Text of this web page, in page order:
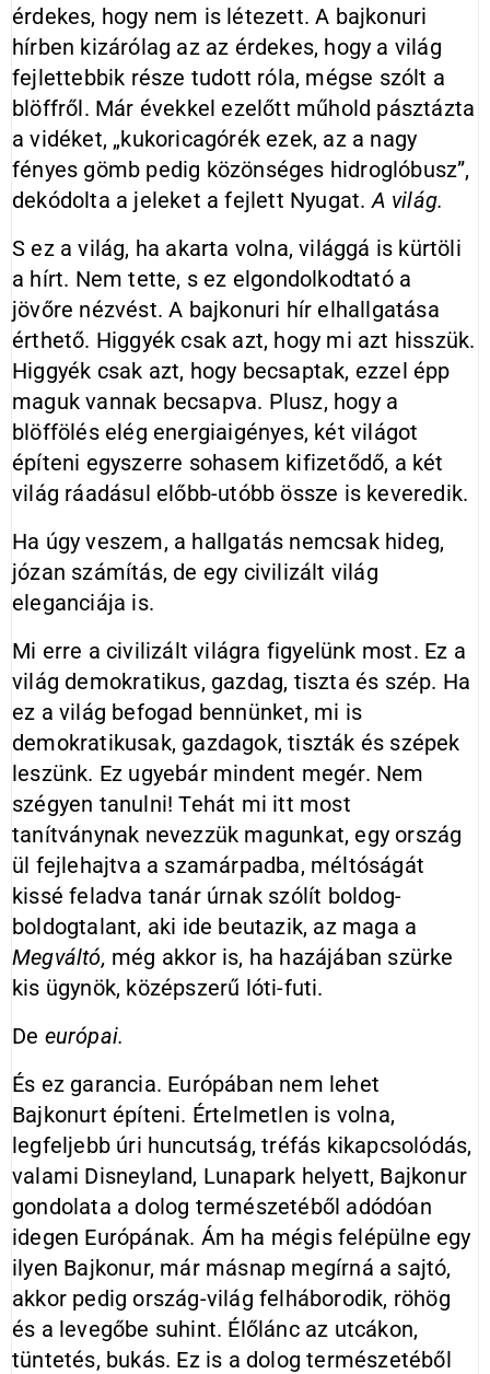
érdekes, hogy nem is létezett. A bajkonuri
hírben kizárólag az az érdekes, hogy a világ
fejlettebbik része tudott róla, mégse szólt a
blöffről. Már évekkel ezelőtt műhold pásztázta
a vidéket, „kukoricagórék ezek, az a nagy
fényes gömb pedig közönséges hidroglóbusz”,
dekódolta a jeleket a fejlett Nyugat.A világ.
S ez a világ, ha akarta volna, világgá is kürtöli
a hírt. Nem tette, s ez elgondolkodtató a
jövőre nézvést. A bajkonuri hír elhallgatása
érthető. Higgyék csak azt, hogy mi azt hisszük.
Higgyék csak azt, hogy becsaptak, ezzel épp
maguk vannak becsapva. Plusz, hogy a
blöffölés elég energiaigényes, két világot
építeni egyszerre sohasem kifizetődő, a két
világ ráadásul előbb-utóbb össze is keveredik.
Ha úgy veszem, a hallgatás nemcsak hideg,
józan számítás, de egy civilizált világ
eleganciája is.
Mi erre a civilizált világra figyelünk most. Ez a
világ demokratikus, gazdag, tiszta és szép. Ha
ez a világ befogad bennünket, mi is
demokratikusak, gazdagok, tiszták és szépek
leszünk. Ez ugyebár mindent megér. Nem
szégyen tanulni! Tehát mi itt most
tanítványnak nevezzük magunkat, egy ország
ül fejlehajtva a szamárpadba, méltóságát
kissé feladva tanár úrnak szólít boldog-
boldogtalant, aki ide beutazik, az maga a
Megváltó, még akkor is, ha hazájában szürke
kis ügynök, középszerű lóti-futi.
De európai.
És ez garancia. Európában nem lehet
Bajkonurt építeni. Értelmetlen is volna,
legfeljebb úri huncutság, tréfás kikapcsolódás,
valami Disneyland, Lunapark helyett, Bajkonur
gondolata a dolog természetéből adódóan
idegen Európának. Ám ha mégis felépülne egy
ilyen Bajkonur, már másnap megírná a sajtó,
akkor pedig ország-világ felháborodik, röhög
és a levegőbe suhint. Élőlánc az utcákon,
tüntetés, bukás. Ez is a dolog természetéből